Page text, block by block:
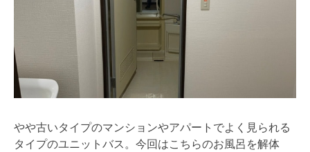
やや古いタイプのマンションやアパートでよく見られる
タイプのユニットバス。今回はこちらのお風呂を解体